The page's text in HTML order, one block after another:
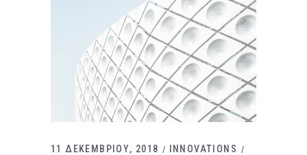
11 ΔΕΚΕΜΒΡΙΟΥ, 2018
INNOVATIONS